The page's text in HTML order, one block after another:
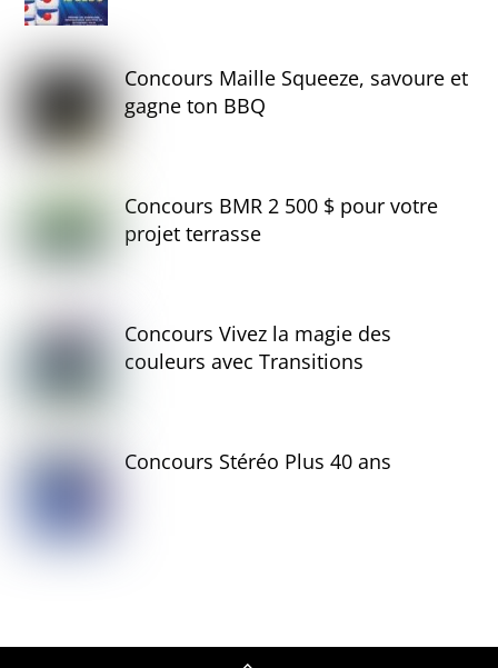
Concours Maille Squeeze, savoure et
gagne ton BBQ
Concours BMR 2 500 $ pour votre
projet terrasse
Concours Vivez la magie des
couleurs avec Transitions
Concours Stéréo Plus 40 ans